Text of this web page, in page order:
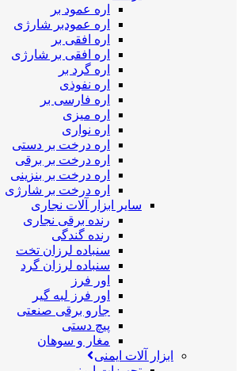
اره عمود بر
اره عمودبر شارژی
اره افقی بر
اره افقی بر شارژی
اره گرد بر
اره نفوذی
اره فارسی بر
اره میزی
اره نواری
اره درخت بر دستی
اره درخت بر برقی
اره درخت بر بنزینی
اره درخت بر شارژی
سایر ابزار آلات نجاری
رنده برقی نجاری
رنده گندگی
سنباده لرزان تخت
سنباده لرزان گرد
اور فرز
اور فرز لبه گیر
جارو برقی صنعتی
پیچ دستی
مغار و سوهان
ابزار آلات ایمنی